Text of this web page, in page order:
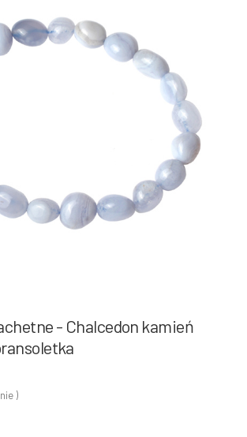
- Chalcedon kamień
)